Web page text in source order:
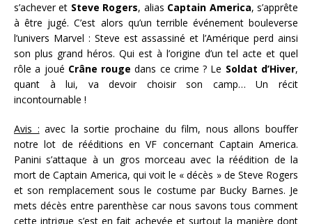
s’achever et Steve Rogers, alias Captain America, s’apprête
à être jugé. C’est alors qu’un terrible événement bouleverse
l’univers Marvel : Steve est assassiné et l’Amérique perd ainsi
son plus grand héros. Qui est à l’origine d’un tel acte et quel
rôle a joué Crâne rouge dans ce crime ? Le Soldat d’Hiver,
quant à lui, va devoir choisir son camp… Un récit
incontournable !
Avis : avec la sortie prochaine du film, nous allons bouffer
notre lot de rééditions en VF concernant Captain America.
Panini s’attaque à un gros morceau avec la réédition de la
mort de Captain America, qui voit le « décès » de Steve Rogers
et son remplacement sous le costume par Bucky Barnes. Je
mets décès entre parenthèse car nous savons tous comment
cette intrigue s’est en fait achevée et surtout la manière dont